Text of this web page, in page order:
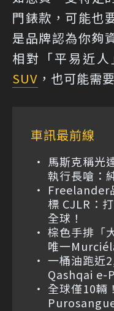
門錶款，可能也
是品牌認為你夠
相對「平易近
SUV ，也可能需
車訊最前線
馬斯克稱光
執行長嗆：
Freelander
標 CJLR：
全球！
棕色手排「
唯一
一桶油跑近
Qashqai e-
全球僅10輛